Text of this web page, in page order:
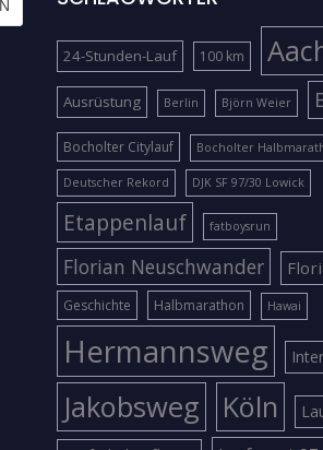
24-Stunden-Lauf 100 km
Ausrüstung Berlin Björn Weier
Bocholter Citylauf Bocholter
Deutscher Rekord DJK SF 97/30 Lowick
Etappenlauf fatboysrun
Florian Neuschwander
Geschichte Halbmarathon Hawai
Hermannsweg
Jakobsweg Köln